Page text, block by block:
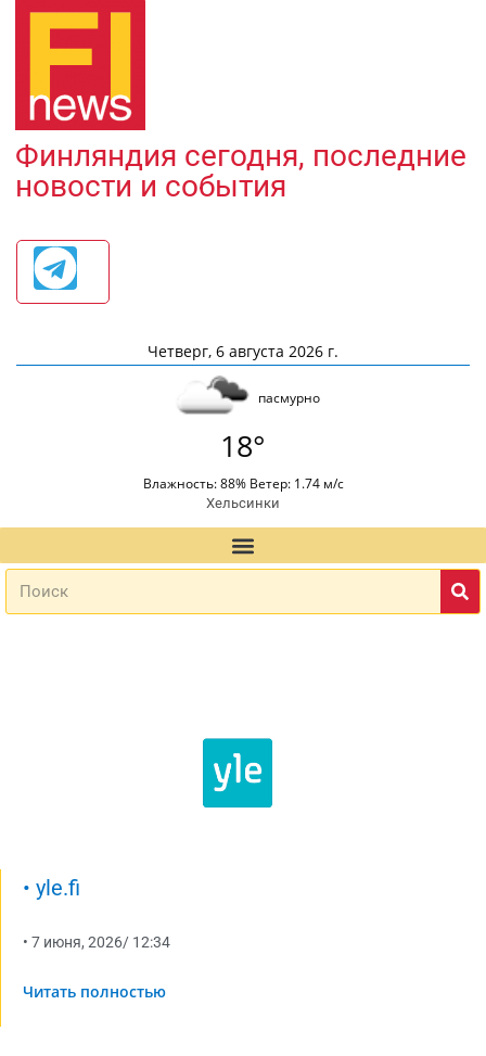
Финляндия сегодня, последние
новости и события
Четверг, 6 августа 2026 г.
пасмурно
18°
Влажность: 88% Ветер: 1.74 м/с
Хельсинки
• yle.fi
• 7 июня, 2026/ 12:34
Читать полностью